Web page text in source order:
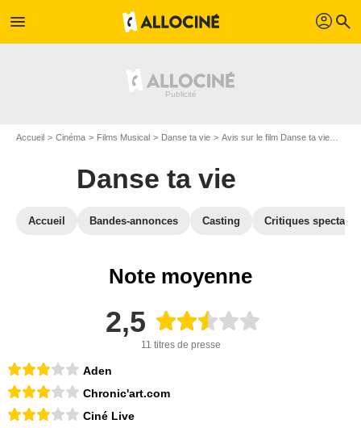
menu profil search
Accueil Cinéma Films Musical Danse ta vie Avis sur le film Danse ta vie
Danse ta vie
Accueil Bandes-annonces Casting Critiques
Note moyenne
2,5
11 titres de presse
Aden
Chronic'art.com
Ciné Live